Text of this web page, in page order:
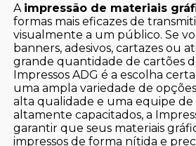
A impressão de materiais
formas mais eficazes de
visualmente a um público. Se
banners, adesivos, cartazes ou
grande quantidade de cartões
Impressos ADG é a escolha
uma ampla variedade de
alta qualidade e uma equipe de
altamente capacitados, a
garantir que seus materiais
impressos de forma nítida e